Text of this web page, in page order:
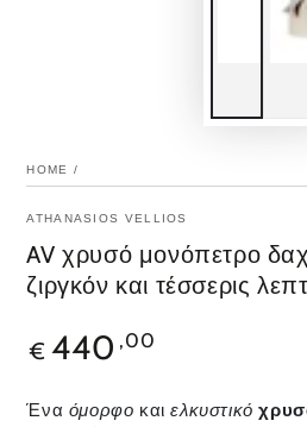
HOME /
ATHANASIOS VELLIOS
AV χρυσό μονόπετρο
ζιργκόν και τέσσερις
€ 440 ,00
Ένα όμορφο καιελκυστικό